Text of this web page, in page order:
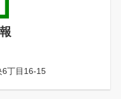
6丁目16-15